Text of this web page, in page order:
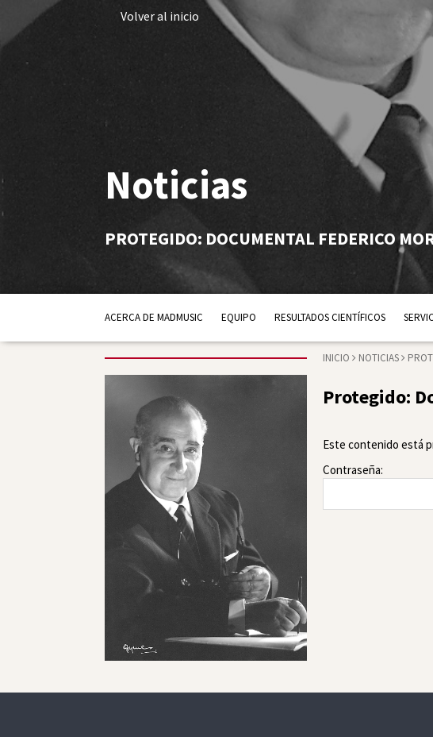
Volver al inicio
Noticias
PROTEGIDO: DOCUMENTAL FEDERICO
ACERCA DE MADMUSIC EQUIPO RESULTADOS CIENTÍFICOS
INICIO NOTICIAS
Protegido:
Este contenido está
Contraseña: